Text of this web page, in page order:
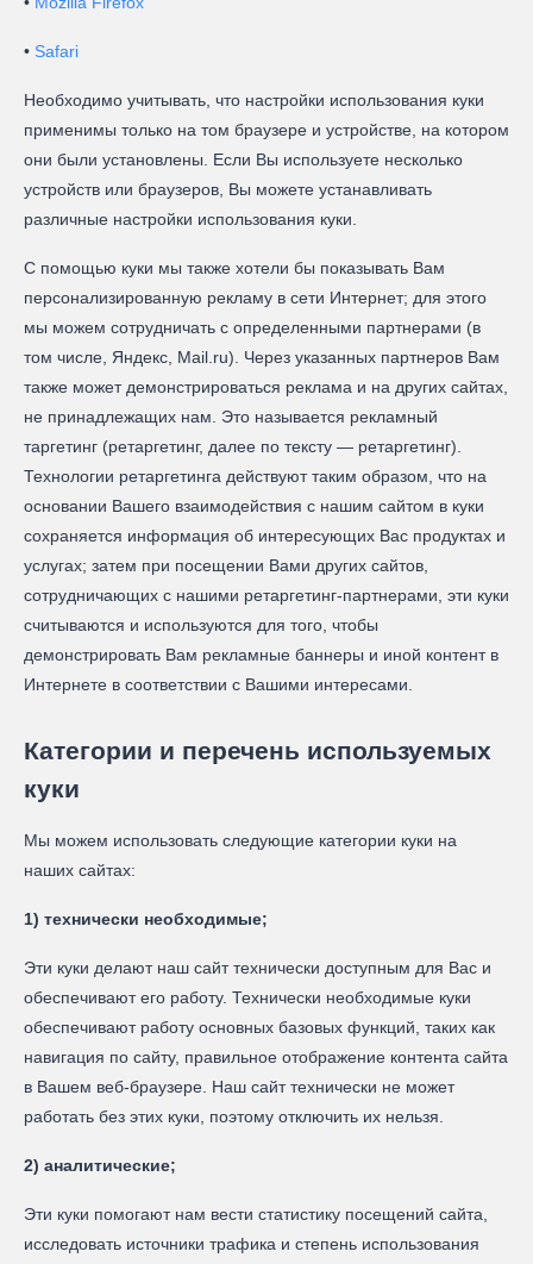
• Safari
Необходимо учитывать, что настройки использования куки
применимы только на том браузере и устройстве, на котором
они были установлены. Если Вы используете несколько
устройств или браузеров, Вы можете устанавливать
различные настройки использования куки.
С помощью куки мы также хотели бы показывать Вам
персонализированную рекламу в сети Интернет; для этого
мы можем сотрудничать с определенными партнерами (в
том числе, Яндекс, Mail.ru). Через указанных партнеров Вам
также может демонстрироваться реклама и на других сайтах,
не принадлежащих нам. Это называется рекламный
таргетинг (ретаргетинг, далее по тексту — ретаргетинг).
Технологии ретаргетинга действуют таким образом, что на
основании Вашего взаимодействия с нашим сайтом в куки
сохраняется информация об интересующих Вас продуктах и
услугах; затем при посещении Вами других сайтов,
сотрудничающих с нашими ретаргетинг-партнерами, эти куки
считываются и используются для того, чтобы
демонстрировать Вам рекламные баннеры и иной контент в
Интернете в соответствии с Вашими интересами.
Категории и перечень используемых
куки
Мы можем использовать следующие категории куки на
наших сайтах:
1) технически необходимые;
Эти куки делают наш сайт технически доступным для Вас и
обеспечивают его работу. Технически необходимые куки
обеспечивают работу основных базовых функций, таких как
навигация по сайту, правильное отображение контента сайта
в Вашем веб-браузере. Наш сайт технически не может
работать без этих куки, поэтому отключить их нельзя.
2) аналитические;
Эти куки помогают нам вести статистику посещений сайта,
исследовать источники трафика и степень использования